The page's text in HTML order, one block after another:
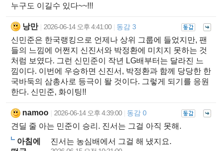
누구도 이길수 있다~~!!!
낭만 2026-06-14 오후 4:41:00 동감 3
신민준은 한국랭킹으로 언제나 상위 그룹에 들었지만, 팬
들의 느낌에 어쩐지 신진서와 박정환에 미치지 못하는 것
처럼 보였다. 그런 신민준이 작년 LG배부터는 달라진 느
낌이다. 이번에 우승하면 신진서, 박정환과 함께 당당한 한
국바둑의 삼총사로 등극이 돨 것이다. 그렇게 되기를 응원
한다. 신민준, 화이팅!!
namoo 2026-06-14 오후 4:39:00 동감 0
견딜 줄 아는 민준이 승리. 진서는 그걸 아직 못해.
아침에
진서는 농심배에서 그걸 해 냈지요.